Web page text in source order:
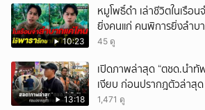
10:23
หมูโพธิ์ดำ เล่าชีวิตในเรือ
ยิ่งคนแก่ คนพิการยิ่งลำบ
45 ดู
13:18
เปิดภาพล่าสุด “ตชด.นำ
เงียบ ก่อนปรากฎตัวล่าสุ
1,471 ดู